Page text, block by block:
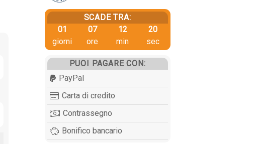
SCADE TRA:
01
giorni
07
ore
12
min
19
sec
PUOI PAGARE CON:
PayPal
Carta di credito
Contrassegno
Bonifico bancario